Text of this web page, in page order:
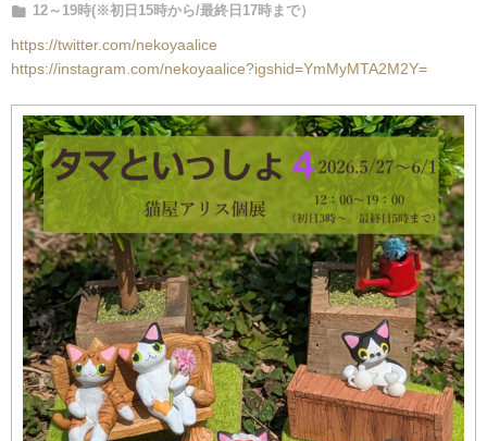
12～19時(※初日15時から/最終日17時まで）
https://twitter.com/nekoyaalice
https://instagram.com/nekoyaalice?igshid=YmMyMTA2M2Y=